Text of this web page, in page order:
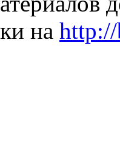
на http://